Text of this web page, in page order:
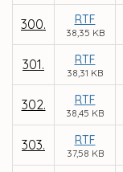
300. RTF
38,35 KB
301. RTF
38,31 KB
302. RTF
38,45 KB
303. RTF
37,58 KB